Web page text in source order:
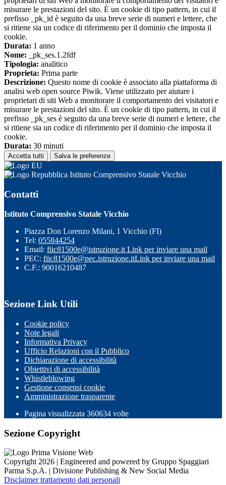
misurare le prestazioni del sito. È un cookie di tipo pattern, in cui il
prefisso _pk_id è seguito da una breve serie di numeri e lettere, che
si ritiene sia un codice di riferimento per il dominio che imposta il
cookie.
Durata: 1 anno
Nome: _pk_ses.1.2fdf
Tipologia: analitico
Proprieta: Prima parte
Descrizione: Questo nome di cookie è associato alla piattaforma di
analisi web open source Piwik. Viene utilizzato per aiutare i
proprietari di siti Web a monitorare il comportamento dei visitatori e
misurare le prestazioni del sito. È un cookie di tipo pattern, in cui il
prefisso _pk_ses è seguito da una breve serie di numeri e lettere, che
si ritiene sia un codice di riferimento per il dominio che imposta il
cookie.
Durata: 30 minuti
Accetta tutti Salva le preferenze
Istituto Comprensivo Statale Vicchio
Contatti
Istituto Comprensivo Statale Vicchio
Piazza Don Lorenzo Milani, 1 Vicchio (FI)
Tel: 055844254
Email: fiic81500e@istruzione.it Link per inviare una mail
PEC: fiic81500e@pec.istruzione.itLink per inviare una mail
C.F.: 90016210487
Sezione Link Utili
Cookie policy
Note legali
Informativa Privacy
Ufficio Relazioni con il Pubblico
Dichiarazione di accessibilità
Obiettivi di accessibilità
Whistleblowing
Gestione consensi cookie
Amministrazione trasparente
Pagina visualizzata 360634 volte
Sezione Copyright
Copyright 2026 | Engineered and powered by Gruppo Spaggiari
Parma S.p.A. | Divisione Publishing & New Social Media
Disclaimer trattamento dati personali